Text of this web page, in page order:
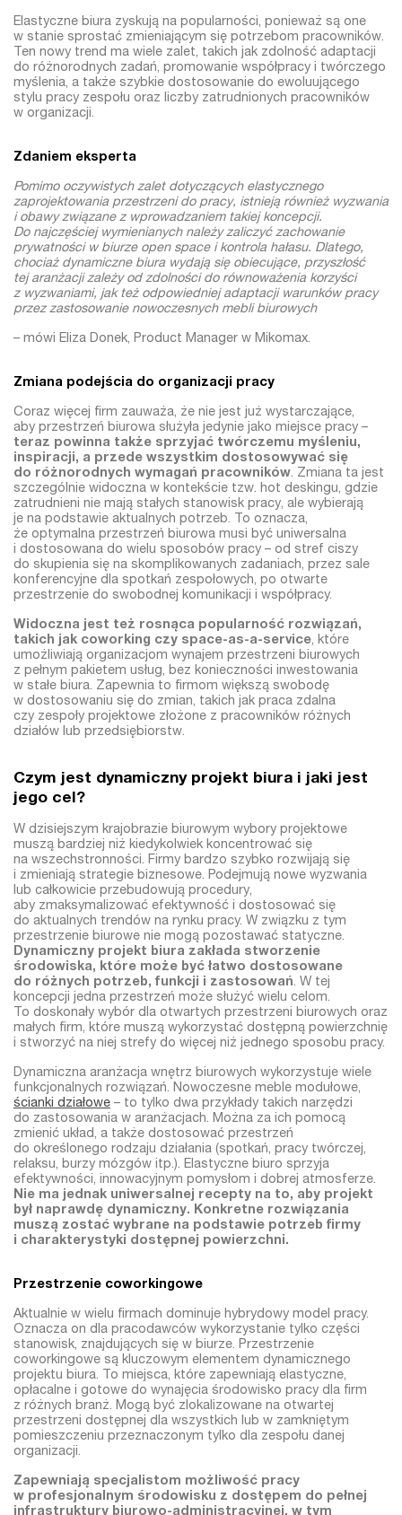
Elastyczne biura zyskują na popularności, ponieważ są one
w stanie sprostać zmieniającym się potrzebom pracowników.
Ten nowy trend ma wiele zalet, takich jak zdolność adaptacji
do różnorodnych zadań, promowanie współpracy i twórczego
myślenia, a także szybkie dostosowanie do ewoluującego
stylu pracy zespołu oraz liczby zatrudnionych pracowników
w organizacji.
Zdaniem eksperta
Pomimo oczywistych zalet dotyczących elastycznego
zaprojektowania przestrzeni do pracy, istnieją również wyzwania
i obawy związane z wprowadzaniem takiej koncepcji.
Do najczęściej wymienianych należy zaliczyć zachowanie
prywatności w biurze open space i kontrola hałasu. Dlatego,
chociaż dynamiczne biura wydają się obiecujące, przyszłość
tej aranżacji zależy od zdolności do równoważenia korzyści
z wyzwaniami, jak też odpowiedniej adaptacji warunków pracy
przez zastosowanie nowoczesnych mebli biurowych
– mówi Eliza Donek, Product Manager w Mikomax.
Zmiana podejścia do organizacji pracy
Coraz więcej firm zauważa, że nie jest już wystarczające,
aby przestrzeń biurowa służyła jedynie jako miejsce pracy –
teraz powinna także sprzyjać twórczemu myśleniu,
inspiracji, a przede wszystkim dostosowywać się
do różnorodnych wymagań pracowników. Zmiana ta jest
szczególnie widoczna w kontekście tzw. hot deskingu, gdzie
zatrudnieni nie mają stałych stanowisk pracy, ale wybierają
je na podstawie aktualnych potrzeb. To oznacza,
że optymalna przestrzeń biurowa musi być uniwersalna
i dostosowana do wielu sposobów pracy – od stref ciszy
do skupienia się na skomplikowanych zadaniach, przez sale
konferencyjne dla spotkań zespołowych, po otwarte
przestrzenie do swobodnej komunikacji i współpracy.
Widoczna jest też rosnąca popularność rozwiązań,
takich jak coworking czy space-as-a-service, które
umożliwiają organizacjom wynajem przestrzeni biurowych
z pełnym pakietem usług, bez konieczności inwestowania
w stałe biura. Zapewnia to firmom większą swobodę
w dostosowaniu się do zmian, takich jak praca zdalna
czy zespoły projektowe złożone z pracowników różnych
działów lub przedsiębiorstw.
Czym jest dynamiczny projekt biura i jaki jest
jego cel?
W dzisiejszym krajobrazie biurowym wybory projektowe
muszą bardziej niż kiedykolwiek koncentrować się
na wszechstronności. Firmy bardzo szybko rozwijają się
i zmieniają strategie biznesowe. Podejmują nowe wyzwania
lub całkowicie przebudowują procedury,
aby zmaksymalizować efektywność i dostosować się
do aktualnych trendów na rynku pracy. W związku z tym
przestrzenie biurowe nie mogą pozostawać statyczne.
Dynamiczny projekt biura zakłada stworzenie
środowiska, które może być łatwo dostosowane
do różnych potrzeb, funkcji i zastosowań. W tej
koncepcji jedna przestrzeń może służyć wielu celom.
To doskonały wybór dla otwartych przestrzeni biurowych oraz
małych firm, które muszą wykorzystać dostępną powierzchnię
i stworzyć na niej strefy do więcej niż jednego sposobu pracy.
Dynamiczna aranżacja wnętrz biurowych wykorzystuje wiele
funkcjonalnych rozwiązań. Nowoczesne meble modułowe,
ścianki działowe – to tylko dwa przykłady takich narzędzi
do zastosowania w aranżacjach. Można za ich pomocą
zmienić układ, a także dostosować przestrzeń
do określonego rodzaju działania (spotkań, pracy twórczej,
relaksu, burzy mózgów itp.). Elastyczne biuro sprzyja
efektywności, innowacyjnym pomysłom i dobrej atmosferze.
Nie ma jednak uniwersalnej recepty na to, aby projekt
był naprawdę dynamiczny. Konkretne rozwiązania
muszą zostać wybrane na podstawie potrzeb firmy
i charakterystyki dostępnej powierzchni.
Przestrzenie coworkingowe
Aktualnie w wielu firmach dominuje hybrydowy model pracy.
Oznacza on dla pracodawców wykorzystanie tylko części
stanowisk, znajdujących się w biurze. Przestrzenie
coworkingowe są kluczowym elementem dynamicznego
projektu biura. To miejsca, które zapewniają elastyczne,
opłacalne i gotowe do wynajęcia środowisko pracy dla firm
z różnych branż. Mogą być zlokalizowane na otwartej
przestrzeni dostępnej dla wszystkich lub w zamkniętym
pomieszczeniu przeznaczonym tylko dla zespołu danej
organizacji.
Zapewniają specjalistom możliwość pracy
w profesjonalnym środowisku z dostępem do pełnej
infrastruktury biurowo-administracyjnej, w tym